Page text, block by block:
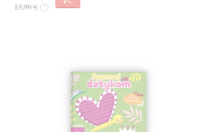
13,90 € ?